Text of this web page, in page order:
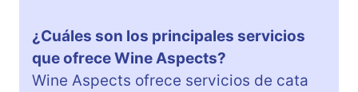
¿Cuáles son los principales servicios
que ofrece Wine Aspects?
Wine Aspects ofrece servicios de cata